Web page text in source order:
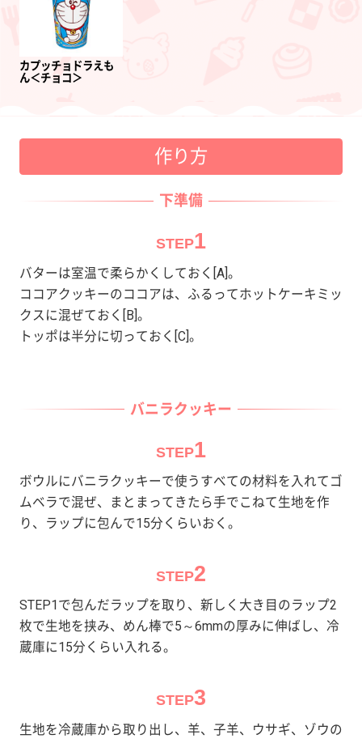
カプッチョドラえも
ん＜チョコ＞
作り方
下準備
STEP1
バターは室温で柔らかくしておく[A]。
ココアクッキーのココアは、ふるってホットケーキミッ
クスに混ぜておく[B]。
トッポは半分に切っておく[C]。
バニラクッキー
STEP1
ボウルにバニラクッキーで使うすべての材料を入れてゴ
ムベラで混ぜ、まとまってきたら手でこねて生地を作
り、ラップに包んで15分くらいおく。
STEP2
STEP1で包んだラップを取り、新しく大き目のラップ2
枚で生地を挟み、めん棒で5～6mmの厚みに伸ばし、冷
蔵庫に15分くらい入れる。
STEP3
生地を冷蔵庫から取り出し、羊、子羊、ウサギ、ゾウの